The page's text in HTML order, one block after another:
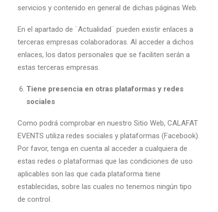
servicios y contenido en general de dichas páginas Web.
En el apartado de ¨Actualidad¨ pueden existir enlaces a
terceras empresas colaboradoras. Al acceder a dichos
enlaces, los datos personales que se faciliten serán a
estas terceras empresas.
Tiene presencia en otras plataformas y redes
sociales
Como podrá comprobar en nuestro Sitio Web, CALAFAT
EVENTS utiliza redes sociales y plataformas (Facebook).
Por favor, tenga en cuenta al acceder a cualquiera de
estas redes o plataformas que las condiciones de uso
aplicables son las que cada plataforma tiene
establecidas, sobre las cuales no tenemos ningún tipo
de control.